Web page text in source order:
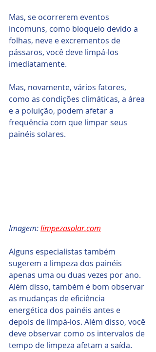
Mas, se ocorrerem eventos
incomuns, como bloqueio devido a
folhas, neve e excrementos de
pássaros, você deve limpá-los
imediatamente.
Mas, novamente, vários fatores,
como as condições climáticas, a área
e a poluição, podem afetar a
frequência com que limpar seus
painéis solares.
Imagem: limpezasolar.com
Alguns especialistas também
sugerem a limpeza dos painéis
apenas uma ou duas vezes por ano.
Além disso, também é bom observar
as mudanças de eficiência
energética dos painéis antes e
depois de limpá-los. Além disso, você
deve observar como os intervalos de
tempo de limpeza afetam a saída.